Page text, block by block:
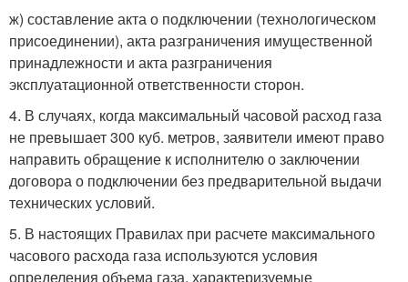
ж) составление акта о подключении (технологическом
присоединении), акта разграничения имущественной
принадлежности и акта разграничения
эксплуатационной ответственности сторон.
4. В случаях, когда максимальный часовой расход газа
не превышает 300 куб. метров, заявители имеют право
направить обращение к исполнителю о заключении
договора о подключении без предварительной выдачи
технических условий.
5. В настоящих Правилах при расчете максимального
часового расхода газа используются условия
определения объема газа, характеризуемые